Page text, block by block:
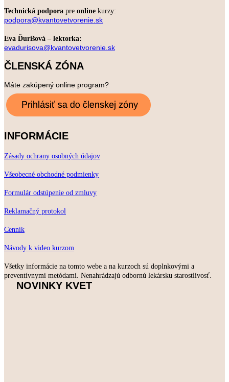
Technická podpora pre online kurzy:
podpora@kvantovetvorenie.sk
Eva Ďurišová – lektorka:
evadurisova@kvantovetvorenie.sk
ČLENSKÁ ZÓNA
Máte zakúpený online program?
INFORMÁCIE
Zásady ochrany osobných údajov
Všeobecné obchodné podmienky
Formulár odstúpenie od zmluvy
Reklamačný protokol
Cenník
Návody k video kurzom
Všetky informácie na tomto webe a na kurzoch sú doplnkovými a
preventívnymi metódami. Nenahrádzajú odbornú lekársku starostlivosť.
NOVINKY KVET